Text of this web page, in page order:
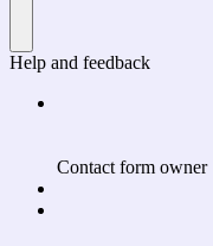
Help and feedback
Contact form owner